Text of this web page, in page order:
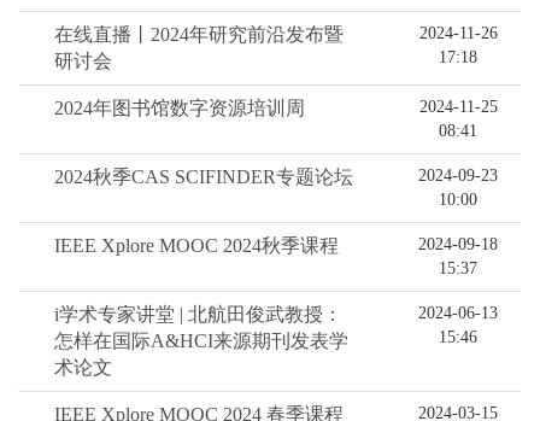
在线直播丨2024年研究前沿发布暨
研讨会
2024-11-26
17:18
2024年图书馆数字资源培训周
2024-11-25
08:41
2024秋季CAS SCIFINDER专题论坛
2024-09-23
10:00
IEEE Xplore MOOC 2024秋季课程
2024-09-18
15:37
i学术专家讲堂 | 北航田俊武教授：
怎样在国际A&HCI来源期刊发表学
术论文
2024-06-13
15:46
IEEE Xplore MOOC 2024 春季课程 2024-03-15